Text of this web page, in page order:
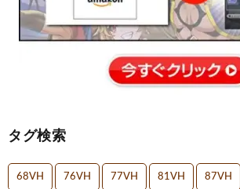
タグ検索
68VH 76VH 77VH 81VH 87VH